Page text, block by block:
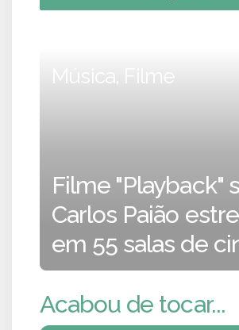
Música, Filme
Filme "Playback"
Carlos Paião
em 55 salas de
Acabou de tocar...